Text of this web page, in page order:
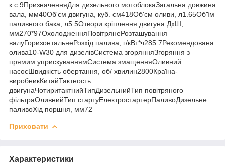
к.с.9ПризначенняДля дизельного мотоблокаЗагальна довжина
вала, мм40Об'єм двигуна, куб. см418Об'єм оливи, л1.65Об'їм
паливного бака, л5.5Отвори кріплення двигуна ДхШ,
мм270*97ОхолодженняПовітрянеРозташування
валуГоризонтальнеРозхід палива, г/кВт*ч285.7Рекомендована
олива10-W30 для дизелівСистема згорянняЗгоряння з
прямим уприскуваннямСистема змащенняОливний
насосШвидкість обертання, об/ хвилин2800Країна-
виробникКитайТактность
двигунаЧотиритактнийТипДизельнийТип повітряного
фільтраОливнийТип стартуЕлектростартерПаливоДизельне
паливоХід поршня, мм72
Приховати
Характеристики